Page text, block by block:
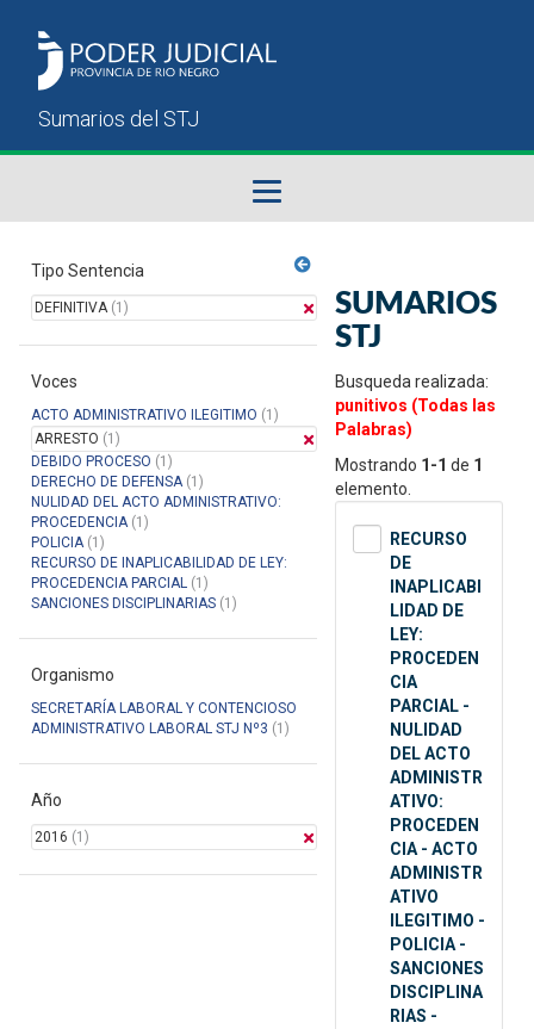
Sumarios del STJ
Manual del Usuario
Tipo Sentencia
DEFINITIVA(1)
Voces
ACTO ADMINISTRATIVO ILEGITIMO (1)
ARRESTO (1)
DEBIDO PROCESO (1)
DERECHO DE DEFENSA(1)
NULIDAD DEL ACTO ADMINISTRATIVO:
PROCEDENCIA(1)
POLICIA(1)
RECURSO DE INAPLICABILIDAD DE LEY:
PROCEDENCIA PARCIAL (1)
SANCIONES DISCIPLINARIAS (1)
Organismo
SECRETARÍA LABORAL Y CONTENCIOSO
ADMINISTRATIVO LABORAL STJ Nº3 (1)
Año
2016 (1)
SUMARIOS
STJ
Busqueda realizada:
punitivos (Todas las
Palabras)
Mostrando 1-1 de 1
elemento.
RECURSO
DE
INAPLICABI
LIDAD DE
LEY:
PROCEDEN
CIA
PARCIAL -
NULIDAD
DEL ACTO
ADMINISTR
ATIVO:
PROCEDEN
CIA - ACTO
ADMINISTR
ATIVO
ILEGITIMO -
POLICIA -
SANCIONES
DISCIPLINA
RIAS -